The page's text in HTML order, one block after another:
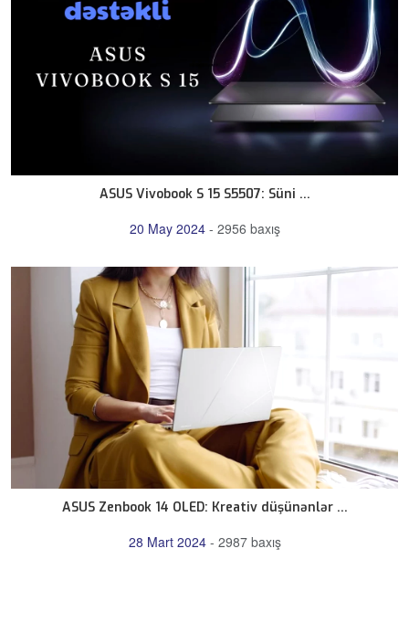
ASUS Vivobook S 15 S5507: Süni ...
20 May 2024- 2956 baxış
ASUS Zenbook 14 OLED: Kreativ düşünənlər ...
28 Mart 2024- 2987 baxış